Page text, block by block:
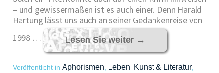
– und gewissermaßen ist es auch einer. Denn Harald
Hartung lässt uns auch an seiner Gedankenreise von
1998 …
Lesen Sie weiter →
Veröffentlicht in Aphorismen Leben, Kunst & Literatur